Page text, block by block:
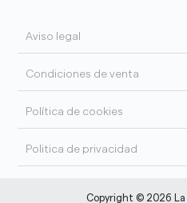
Aviso legal
Condiciones de venta
Política de cookies
Politica de privacidad
Copyright © 2026 La